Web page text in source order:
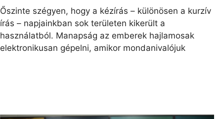
Őszinte szégyen, hogy a kézírás – különösen a kurzív
írás – napjainkban sok területen kikerült a
használatból. Manapság az emberek hajlamosak
elektronikusan gépelni, amikor mondanivalójuk